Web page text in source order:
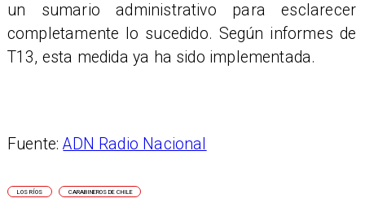
un sumario administrativo para esclarecer
completamente lo sucedido. Según informes de
T13, esta medida ya ha sido implementada.
Fuente:ADN Radio Nacional
LOS RÍOS CARABINEROS DE CHILE